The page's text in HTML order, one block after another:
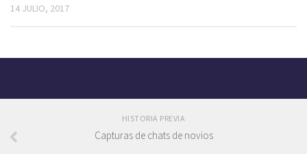
14 JULIO, 2017
HISTORIA PREVIA
Capturas de chats de novios